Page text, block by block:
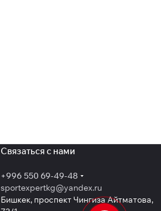
Связаться с нами
+996 550 69-49-48
sportexpertkg@yandex.ru
Бишкек, проспект Чингиза Айтматова,